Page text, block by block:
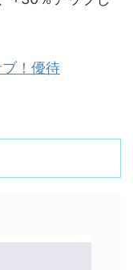
！優待